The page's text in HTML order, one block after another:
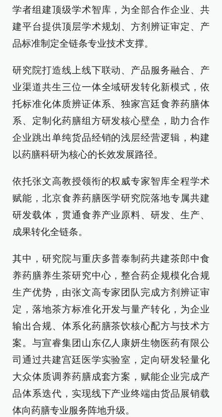
学者组建顶级学术智库，为全部合作企业、共
建平台提供顶层学术规划、方剂辨证审定、产
品标准制定全链条专业技术支撑。
研究院打造线上线下联动、产品服务融合、产
业渠道共生三位一体全域研发转化新模式，依
托标准化体质辨证体系、独家宫廷食养药膳体
系、定制化药膳组方研发核心壁垒，助力合作
企业跳出单纯货品经销的浅层经营逻辑，构建
以药膳科研为核心的长效发展路径。
依托张文高教授领衔的权威专家智库全程学术
赋能，北京食养药膳医学研究院落地专属共建
研发载体，贯通食养产业原料、研发、生产、
成果转化全链条。
其中，研究院与重庆多普泰制药共建茶郎中食
养药膳养生茶研究中心，整合药企规模化合规
生产优势，由张文高专家团队完成方剂辨证审
定，落地茶方标准化开发与量产转化，为企业
输出合规、体系化药膳茶饮核心配方与技术方
案。与宣睿集团山东亿人康妍生物医药有限公
司通过共建宫廷医学实验室，定向研发轻量化
大众体质调养药膳成套方案，赋能企业完成产
品体系迭代，实现线下产业终端由货品展销载
体向药膳专业服务阵地升级。